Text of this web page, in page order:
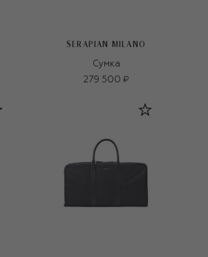
SERAPIAN MILANO
Сумка
279 500 ₽